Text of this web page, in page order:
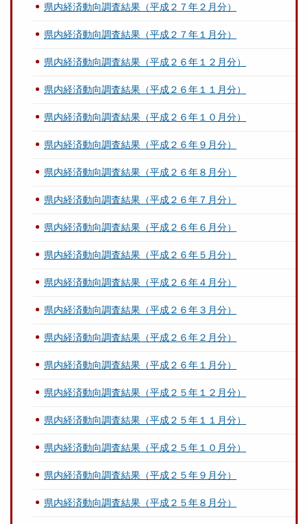
県内経済動向調査結果（平成２７年２月分）
県内経済動向調査結果（平成２７年１月分）
県内経済動向調査結果（平成２６年１２月分）
県内経済動向調査結果（平成２６年１１月分）
県内経済動向調査結果（平成２６年１０月分）
県内経済動向調査結果（平成２６年９月分）
県内経済動向調査結果（平成２６年８月分）
県内経済動向調査結果（平成２６年７月分）
県内経済動向調査結果（平成２６年６月分）
県内経済動向調査結果（平成２６年５月分）
県内経済動向調査結果（平成２６年４月分）
県内経済動向調査結果（平成２６年３月分）
県内経済動向調査結果（平成２６年２月分）
県内経済動向調査結果（平成２６年１月分）
県内経済動向調査結果（平成２５年１２月分）
県内経済動向調査結果（平成２５年１１月分）
県内経済動向調査結果（平成２５年１０月分）
県内経済動向調査結果（平成２５年９月分）
県内経済動向調査結果（平成２５年８月分）